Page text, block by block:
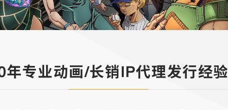
年专业动画/长销IP代理发行经验